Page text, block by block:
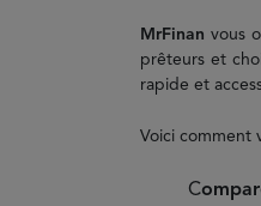
MrFinan vous
prêteurs et
rapide et
Voici comment
C